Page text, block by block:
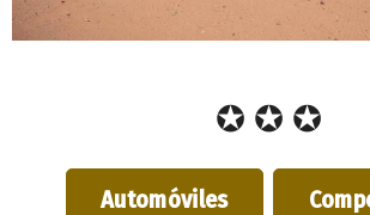
✪ ✪ ✪
Automóviles